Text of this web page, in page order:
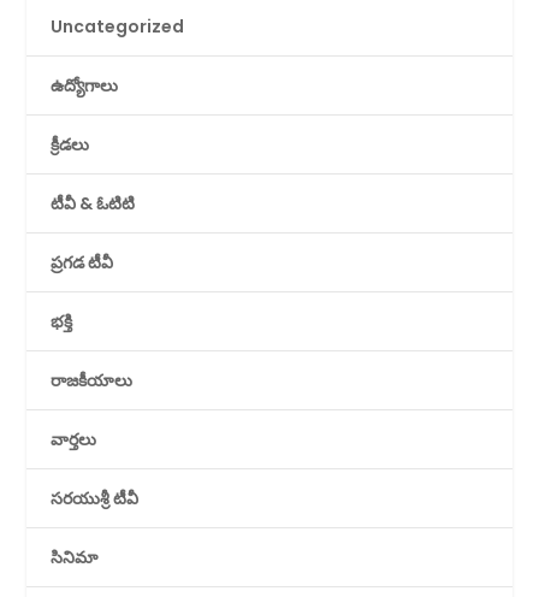
Uncategorized
ఉద్యోగాలు
క్రీడలు
టీవీ & ఓటిటి
ప్రగడ టీవీ
భక్తి
రాజకీయాలు
వార్తలు
సరయుశ్రీ టీవీ
సినిమా